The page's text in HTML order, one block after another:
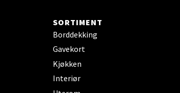
SORTIMENT
Borddekking
Gavekort
Kjøkken
Interiør
- Sortland Storsenter